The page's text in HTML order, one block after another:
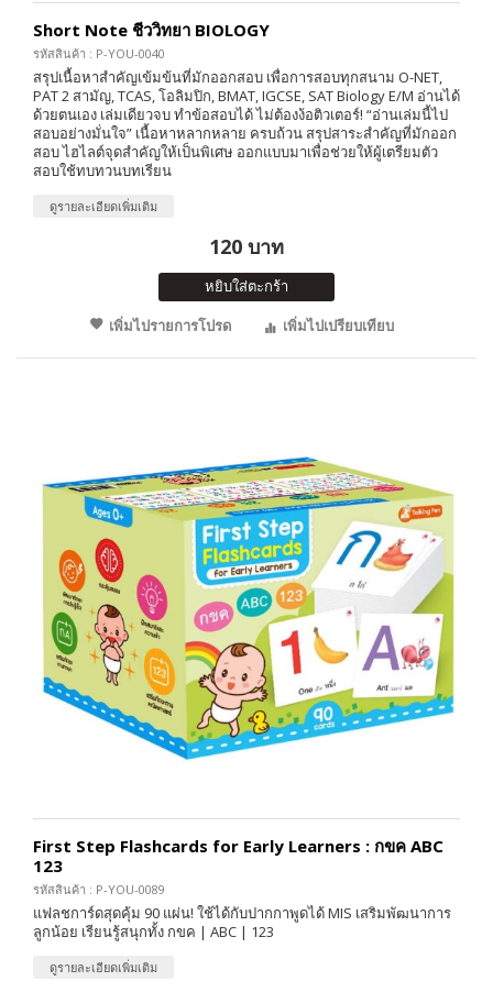
Short Note ชีววิทยา BIOLOGY
รหัสสินค้า : P-YOU-0040
สรุปเนื้อหาสำคัญเข้มข้นที่มักออกสอบ เพื่อการสอบทุกสนาม O-NET,
PAT 2 สามัญ, TCAS, โอลิมปิก, BMAT, IGCSE, SAT Biology E/M อ่านได้
ด้วยตนเอง เล่มเดียวจบ ทำข้อสอบได้ ไม่ต้องง้อติวเตอร์! “อ่านเล่มนี้ไป
สอบอย่างมั่นใจ” เนื้อหาหลากหลาย ครบถ้วน สรุปสาระสำคัญที่มักออก
สอบ ไฮไลต์จุดสำคัญให้เป็นพิเศษ ออกแบบมาเพื่อช่วยให้ผู้เตรียมตัว
สอบใช้ทบทวนบทเรียน
ดูรายละเอียดเพิ่มเติม
120 บาท
หยิบใส่ตะกร้า
เพิ่มไปรายการโปรด
เพิ่มไปเปรียบเทียบ
First Step Flashcards for Early Learners : กขค ABC
123
รหัสสินค้า : P-YOU-0089
แฟลชการ์ดสุดคุ้ม 90 แผ่น! ใช้ได้กับปากกาพูดได้ MIS เสริมพัฒนาการ
ลูกน้อย เรียนรู้สนุกทั้ง กขค | ABC | 123
ดูรายละเอียดเพิ่มเติม